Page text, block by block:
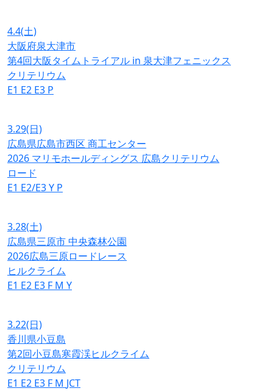
4.4(土)
大阪府泉大津市
第4回大阪タイムトライアル in 泉大津フェニックス
クリテリウム
E1 E2 E3 P
3.29(日)
広島県広島市西区 商工センター
2026 マリモホールディングス 広島クリテリウム
ロード
E1 E2/E3Y P
3.28(土)
広島県三原市 中央森林公園
2026広島三原ロードレース
ヒルクライム
E1 E2 E3 F M Y
3.22(日)
香川県小豆島
第2回小豆島寒霞渓ヒルクライム
クリテリウム
E1 E2 E3 F M JCT